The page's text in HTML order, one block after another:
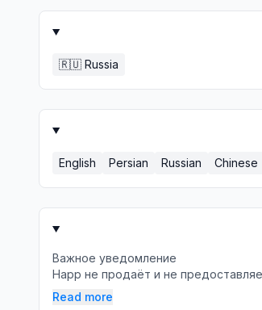
🇷🇺 Russia
English Persian Russian Chinese
Важное уведомление
Happ не продаёт и не
Read more